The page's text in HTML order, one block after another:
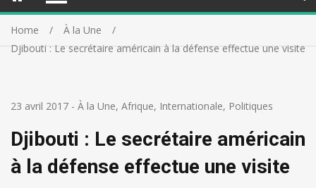
Home
À la Une
Djibouti : Le secrétaire américain à la défense effectue une visite
23 avril 2017 - À la Une, Afrique, Internationale, Politiques
Djibouti : Le secrétaire américain
à la défense effectue une visite